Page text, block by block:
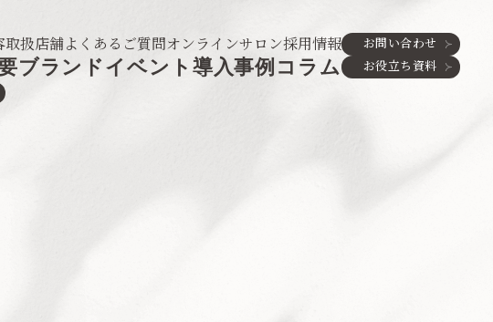
取扱店舗よくあるご質問オンラインサロン採用情報
ブランドイベント 導入事例 コラム
お問い合わせ
お役立ち資料